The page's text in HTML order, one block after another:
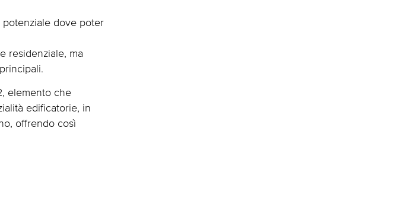
potenziale dove poter
residenziale, ma
elemento che
edificatorie, in
offrendo così